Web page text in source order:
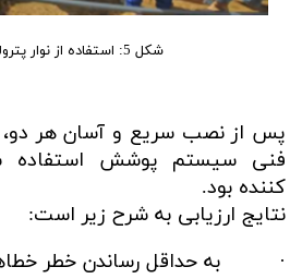
شکل 5: استفاده از نوار پترولاتوم
پس از نصب سریع و آسان هر دو،
فنی سیستم پوشش استفاده
کننده بود.
نتایج ارزیابی به شرح زیر است:
· به حداقل رساندن خطر